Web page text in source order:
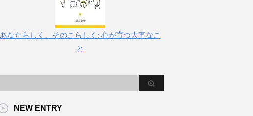
あなたらしく、そのこらしく: 心が育つ大事なこ
と
NEW ENTRY